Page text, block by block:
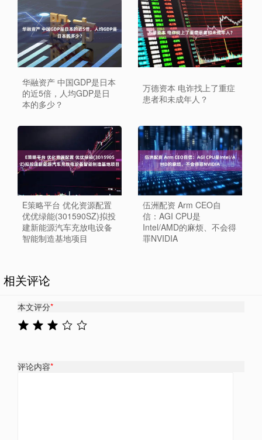
华融资产 中国GDP是日本
的近5倍，人均GDP是日
本的多少？
万德资本 电诈找上了重症
患者和未成年人？
E策略平台 优化资源配置
优优绿能(301590SZ)拟投
建新能源汽车充放电设备
智能制造基地项目
伍洲配资 Arm CEO自
信：AGI CPU是
Intel/AMD的麻烦、不会得
罪NVIDIA
相关评论
本文评分*
评论内容*